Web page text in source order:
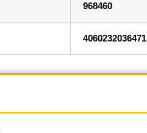
968460
4060232036471